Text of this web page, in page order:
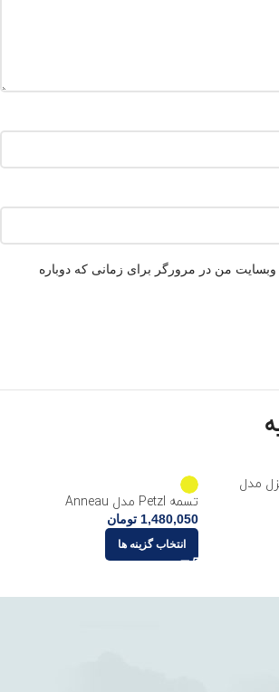
وبسایت من در مرورگر برای زمانی که دوباره
مدل
تسمه Petzl مدل Anneau
1,480,050 تومان
انتخاب گزینه ها